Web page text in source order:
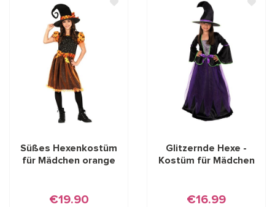
Süßes Hexenkostüm
für Mädchen orange
€19.90
Glitzernde Hexe -
Kostüm für Mädchen
€16.99